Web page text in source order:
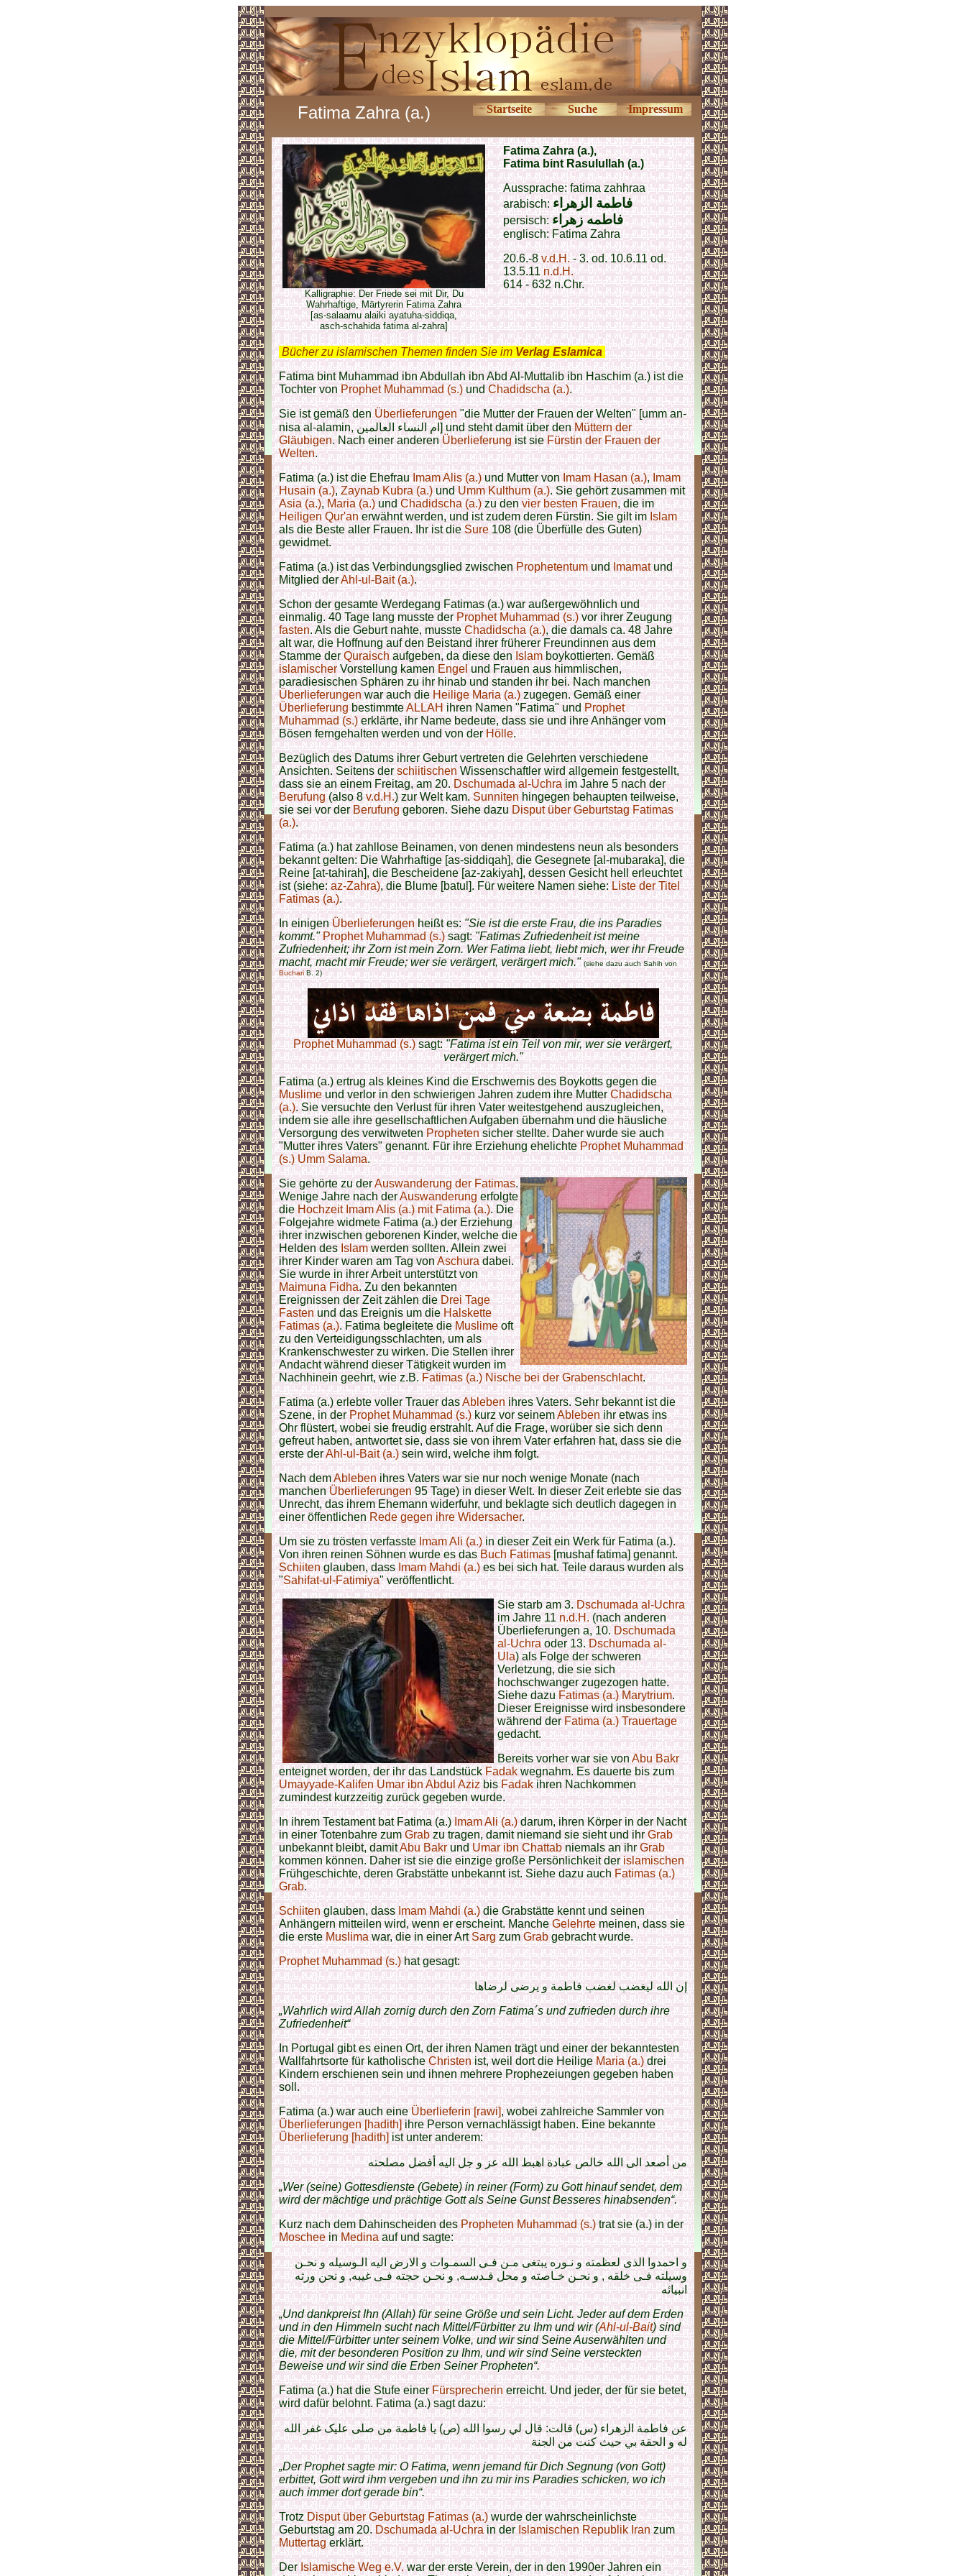
Fatima Zahra (a.) Startseite Suche Impressum
Kalligraphie: Der Friede sei mit Dir, Du
Wahrhaftige, Märtyrerin Fatima Zahra
[as-salaamu alaiki ayatuha-siddiqa,
asch-schahida fatima al-zahra]
Fatima Zahra (a.),
Fatima bint Rasulullah (a.)
Aussprache: fatima zahhraa
arabisch:فاطمة الزهراء
persisch:فاطمه زهراء
englisch: Fatima Zahra
20.6.-8v.d.H.- 3. od. 10.6.11 od.
13.5.11 n.d.H.
614 - 632 n.Chr.
Bücher zu islamischen Themen finden Sie im Verlag Eslamica
Fatima bint Muhammad ibn Abdullah ibn Abd Al-Muttalib ibn Haschim (a.) ist die
Tochter vonProphet Muhammad (s.)undChadidscha (a.).
Sie ist gemäß denÜberlieferungen"die Mutter der Frauen der Welten" [umm an-
nisa al-alamin, ام النساء العالمين] und steht damit über denMüttern der
Gläubigen. Nach einer anderenÜberlieferungist sieFürstin der Frauen der
Welten.
Fatima (a.) ist die EhefrauImam Alis (a.)und Mutter vonImam Hasan (a.),Imam
Husain (a.),Zaynab Kubra (a.)undUmm Kulthum (a.). Sie gehört zusammen mit
Asia (a.),Maria (a.)undChadidscha (a.)zu denvier besten Frauen, die im
Heiligen Qur'anerwähnt werden, und ist zudem deren Fürstin. Sie gilt imIslam
als die Beste aller Frauen. Ihr ist dieSure108 (die Überfülle des Guten)
gewidmet.
Fatima (a.) ist das Verbindungsglied zwischenProphetentumundImamatund
Mitglied derAhl-ul-Bait (a.).
Schon der gesamte Werdegang Fatimas (a.) war außergewöhnlich und
einmalig. 40 Tage lang musste derProphet Muhammad (s.)vor ihrer Zeugung
fasten. Als die Geburt nahte, mussteChadidscha (a.), die damals ca. 48 Jahre
alt war, die Hoffnung auf den Beistand ihrer früherer Freundinnen aus dem
Stamme derQuraischaufgeben, da diese denIslamboykottierten. Gemäß
islamischerVorstellung kamenEngelund Frauen aus himmlischen,
paradiesischen Sphären zu ihr hinab und standen ihr bei. Nach manchen
Überlieferungenwar auch dieHeilige Maria (a.)zugegen. Gemäß einer
ÜberlieferungbestimmteALLAHihren Namen "Fatima" undProphet
Muhammad (s.)erklärte, ihr Name bedeute, dass sie und ihre Anhänger vom
Bösen ferngehalten werden und von derHölle.
Bezüglich des Datums ihrer Geburt vertreten die Gelehrten verschiedene
Ansichten. Seitens derschiitischenWissenschaftler wird allgemein festgestellt,
dass sie an einem Freitag, am 20.Dschumada al-Uchraim Jahre 5 nach der
Berufung(also 8v.d.H.) zur Welt kam.Sunnitenhingegen behaupten teilweise,
sie sei vor derBerufunggeboren. Siehe dazuDisput über Geburtstag Fatimas
(a.).
Fatima (a.) hat zahllose Beinamen, von denen mindestens neun als besonders
bekannt gelten: Die Wahrhaftige [as-siddiqah], die Gesegnete [al-mubaraka], die
Reine [at-tahirah], die Bescheidene [az-zakiyah], dessen Gesicht hell erleuchtet
ist (siehe:az-Zahra), die Blume [batul]. Für weitere Namen siehe:Liste der Titel
Fatimas (a.).
In einigenÜberlieferungenheißt es:"Sie ist die erste Frau, die ins Paradies
kommt." Prophet Muhammad (s.)sagt:"Fatimas Zufriedenheit ist meine
Zufriedenheit; ihr Zorn ist mein Zorn. Wer Fatima liebt, liebt mich, wer ihr Freude
macht, macht mir Freude; wer sie verärgert, verärgert mich."(siehe dazu auch Sahih von
BuchariB. 2)
Prophet Muhammad (s.)sagt:"Fatima ist ein Teil von mir, wer sie verärgert,
verärgert mich."
Fatima (a.) ertrug als kleines Kind die Erschwernis des Boykotts gegen die
Muslimeund verlor in den schwierigen Jahren zudem ihre MutterChadidscha
(a.). Sie versuchte den Verlust für ihren Vater weitestgehend auszugleichen,
indem sie alle ihre gesellschaftlichen Aufgaben übernahm und die häusliche
Versorgung des verwitwetenProphetensicher stellte. Daher wurde sie auch
"Mutter ihres Vaters" genannt. Für ihre Erziehung ehelichteProphet Muhammad
(s.) Umm Salama.
Sie gehörte zu derAuswanderung der Fatimas.
Wenige Jahre nach derAuswanderungerfolgte
dieHochzeit Imam Alis (a.) mit Fatima (a.). Die
Folgejahre widmete Fatima (a.) der Erziehung
ihrer inzwischen geborenen Kinder, welche die
Helden desIslamwerden sollten. Allein zwei
ihrer Kinder waren am Tag vonAschuradabei.
Sie wurde in ihrer Arbeit unterstützt von
Maimuna Fidha. Zu den bekannten
Ereignissen der Zeit zählen dieDrei Tage
Fastenund das Ereignis um dieHalskette
Fatimas (a.). Fatima begleitete dieMuslimeoft
zu den Verteidigungsschlachten, um als
Krankenschwester zu wirken. Die Stellen ihrer
Andacht während dieser Tätigkeit wurden im
Nachhinein geehrt, wie z.B.Fatimas (a.) Nische bei der Grabenschlacht.
Fatima (a.) erlebte voller Trauer dasAblebenihres Vaters. Sehr bekannt ist die
Szene, in derProphet Muhammad (s.)kurz vor seinemAblebenihr etwas ins
Ohr flüstert, wobei sie freudig erstrahlt. Auf die Frage, worüber sie sich denn
gefreut haben, antwortet sie, dass sie von ihrem Vater erfahren hat, dass sie die
erste derAhl-ul-Bait (a.)sein wird, welche ihm folgt.
Nach demAblebenihres Vaters war sie nur noch wenige Monate (nach
manchenÜberlieferungen95 Tage) in dieser Welt. In dieser Zeit erlebte sie das
Unrecht, das ihrem Ehemann widerfuhr, und beklagte sich deutlich dagegen in
einer öffentlichenRede gegen ihre Widersacher.
Um sie zu trösten verfassteImam Ali (a.)in dieser Zeit ein Werk für Fatima (a.).
Von ihren reinen Söhnen wurde es dasBuch Fatimas[mushaf fatima] genannt.
Schiitenglauben, dassImam Mahdi (a.)es bei sich hat. Teile daraus wurden als
"Sahifat-ul-Fatimiya" veröffentlicht.
Sie starb am 3.Dschumada al-Uchra
im Jahre 11n.d.H.(nach anderen
Überlieferungen a, 10.Dschumada
al-Uchraoder 13.Dschumada al-
Ula) als Folge der schweren
Verletzung, die sie sich
hochschwanger zugezogen hatte.
Siehe dazuFatimas (a.) Marytrium.
Dieser Ereignisse wird insbesondere
während derFatima (a.) Trauertage
gedacht.
Bereits vorher war sie vonAbu Bakr
enteignet worden, der ihr das LandstückFadakwegnahm. Es dauerte bis zum
Umayyade-Kalifen Umar ibn Abdul AzizbisFadakihren Nachkommen
zumindest kurzzeitig zurück gegeben wurde.
In ihrem Testament bat Fatima (a.)Imam Ali (a.)darum, ihren Körper in der Nacht
in einer Totenbahre zumGrabzu tragen, damit niemand sie sieht und ihrGrab
unbekannt bleibt, damitAbu BakrundUmar ibn Chattabniemals an ihrGrab
kommen können. Daher ist sie die einzige große Persönlichkeit derislamischen
Frühgeschichte, deren Grabstätte unbekannt ist. Siehe dazu auchFatimas (a.)
Grab.
Schiitenglauben, dassImam Mahdi (a.)die Grabstätte kennt und seinen
Anhängern mitteilen wird, wenn er erscheint. MancheGelehrtemeinen, dass sie
die ersteMuslimawar, die in einer ArtSargzumGrabgebracht wurde.
Prophet Muhammad (s.)hat gesagt:
إن الله ليغضب لغضب فاطمة و يرضی لرضاها
„Wahrlich wird Allah zornig durch den Zorn Fatima´s und zufrieden durch ihre
Zufriedenheit“
In Portugal gibt es einen Ort, der ihren Namen trägt und einer der bekanntesten
Wallfahrtsorte für katholischeChristenist, weil dort die HeiligeMaria (a.)drei
Kindern erschienen sein und ihnen mehrere Prophezeiungen gegeben haben
soll.
Fatima (a.) war auch eineÜberlieferin [rawi], wobei zahlreiche Sammler von
Überlieferungen [hadith]ihre Person vernachlässigt haben. Eine bekannte
Überlieferung [hadith]ist unter anderem:
من أصعد الی الله خالص عبادة اهبط الله عز و جل اليه أفضل مصلحته
„Wer (seine) Gottesdienste (Gebete) in reiner (Form) zu Gott hinauf sendet, dem
wird der mächtige und prächtige Gott als Seine Gunst Besseres hinabsenden“.
Kurz nach dem Dahinscheiden desPropheten Muhammad (s.)trat sie (a.) in der
MoscheeinMedinaauf und sagte:
و احمدوا الذى لعظمته و نـوره يبتغى مـن فـى السمـوات و الارض اليه الـوسيله و نحـن
وسيلته فـى خلقه , و نحـن خـاصته و محل قـدسـه, و نحـن حجته فـى غيبه, و نحن ورثه
انبيائه
„Und dankpreist Ihn (Allah) für seine Größe und sein Licht. Jeder auf dem Erden
und in den Himmeln sucht nach Mittel/Fürbitter zu Ihm und wir (Ahl-ul-Bait) sind
die Mittel/Fürbitter unter seinem Volke, und wir sind Seine Auserwählten und
die, mit der besonderen Position zu Ihm, und wir sind Seine versteckten
Beweise und wir sind die Erben Seiner Propheten“.
Fatima (a.) hat die Stufe einerFürsprecherinerreicht. Und jeder, der für sie betet,
wird dafür belohnt. Fatima (a.) sagt dazu:
عن فاطمة الزهراء (س) قالت: قال لي رسوا الله (ص) يا فاطمة من صلی عليک غفر الله
له و الحقة بي حيث کنت من الجنة
„Der Prophet sagte mir: O Fatima, wenn jemand für Dich Segnung (von Gott)
erbittet, Gott wird ihm vergeben und ihn zu mir ins Paradies schicken, wo ich
auch immer dort gerade bin“.
TrotzDisput über Geburtstag Fatimas (a.)wurde der wahrscheinlichste
Geburtstag am 20.Dschumada al-Uchrain derIslamischen Republik Iranzum
Muttertagerklärt.
DerIslamische Weg e.V.war der erste Verein, der in den 1990er Jahren ein